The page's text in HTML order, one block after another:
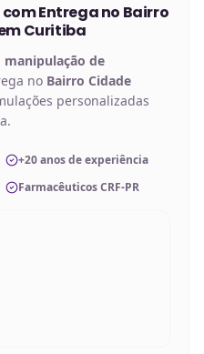
com Entrega no Bairro
Curitiba
manipulação de
no Bairro Cidade
personalizadas
+20 anos de experiência
Farmacêuticos CRF-PR